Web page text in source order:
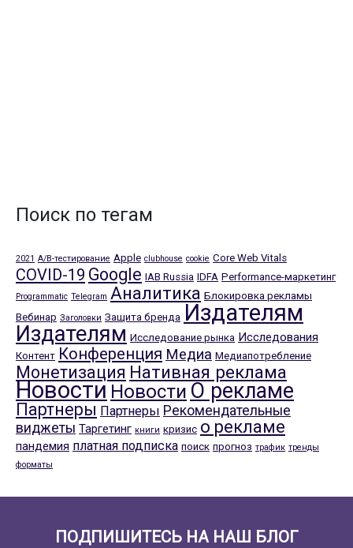
Поиск по тегам
2021 A/B-тестирование Apple clubhouse cookie Core Web Vitals
COVID-19 Google IAB Russia IDFA Performance-маркетинг
Programmatic Telegram Аналитика Блокировка рекламы
Вебинар Заголовки Защита бренда Издателям
Издателям Исследование рынка Исследования
Контент Конференция Медиа Медиапотребление
Монетизация Нативная реклама
Новости Новости О рекламе
Партнеры Партнеры Рекомендательные
виджеты Таргетинг книги кризис о рекламе
пандемия платная подписка поиск прогноз трафик тренды
форматы
ПОДПИШИТЕСЬ НА НАШ БЛОГ